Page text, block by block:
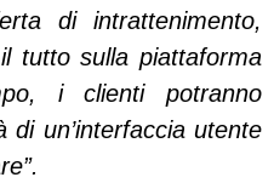
di intrattenimento,
tutto sulla piattaforma
i clienti potranno
di un’interfaccia utente